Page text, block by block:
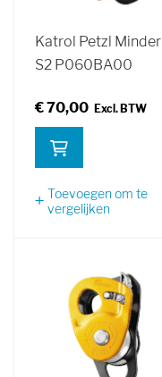
Katrol Petzl Minder
S2 P060BA00
€ 70,00
Toevoegen om te
vergelijken